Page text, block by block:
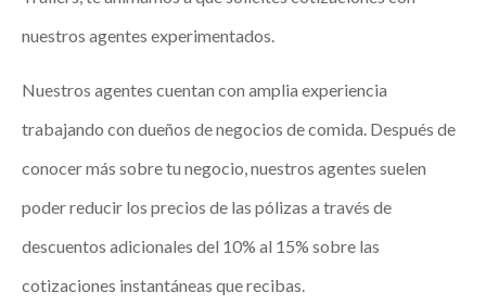
nuestros agentes experimentados.
Nuestros agentes cuentan con amplia experiencia
trabajando con dueños de negocios de comida. Después de
conocer más sobre tu negocio, nuestros agentes suelen
poder reducir los precios de las pólizas a través de
descuentos adicionales del 10% al 15% sobre las
cotizaciones instantáneas que recibas.